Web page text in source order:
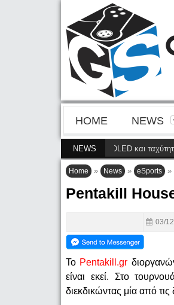
HOME NEWS
NEWS
της 4ης γενιάς QD-OLED και ταχύτητα
Home » News » eSports »
Pentakill
03/
To Pentakill.gr
είναι εκεί. Στο
διεκδικώντας μία από